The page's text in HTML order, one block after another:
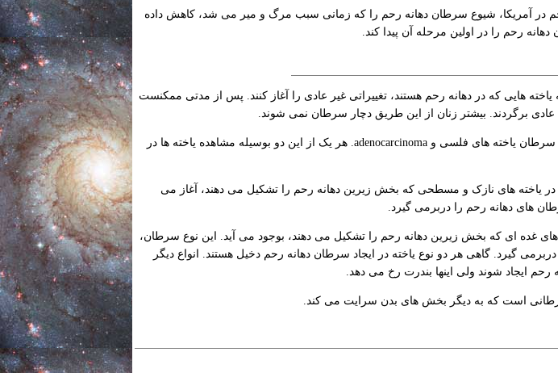
در آمریکا، شیوع سرطان دهانه رحم را که زمانی سبب مرگ و میر می شد، کاهش داده
رحم را در اولین مرحله آن پیدا کند.
هایی که در دهانه رحم هستند، تغییراتی غیر عادی را آغاز کنند. پس از مدتی ممکنست
برگردند. بیشتر زنان از این طریق دچار سرطان نمی شوند.
دو نوع اصلی سرطان دهانه رحم وجود دارد: سرطان یاخته های فلسی و adenocarcinoma. هر یک از این دو بوسیله مشاهده یاخته ها در
یاخته های نازک و مسطحی که بخش زیرین دهانه رحم را تشکیل می دهند، آغاز می
های غده ای که بخش زیرین دهانه رحم را تشکیل می دهند، بوجود می آید. این نوع سرطان،
را دربرمی گیرد. گاهی هر دو نوع یاخته در ایجاد سرطان دهانه رحم دخیل هستند. انواع دیگر
ایجاد شوند ولی اینها بندرت رخ می دهد.
است که به دیگر بخش های بدن سرایت می کند.